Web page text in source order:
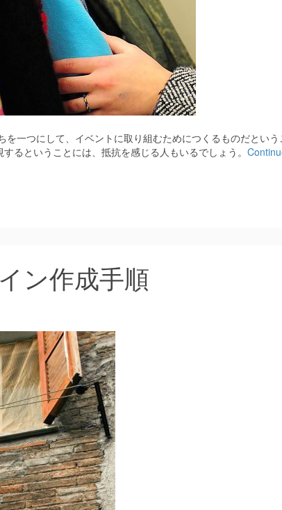
一つにして、イベントに取り組むためにつくるものだという
るということには、抵抗を感じる人もいるでしょう。
ン作成手順